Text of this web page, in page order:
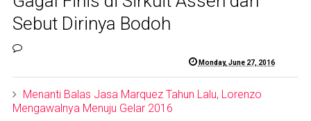
Sebut Dirinya Bodoh
Monday, June 27, 2016
Menanti Balas Jasa Marquez Tahun Lalu, Lorenzo
Mengawalnya Menuju Gelar 2016